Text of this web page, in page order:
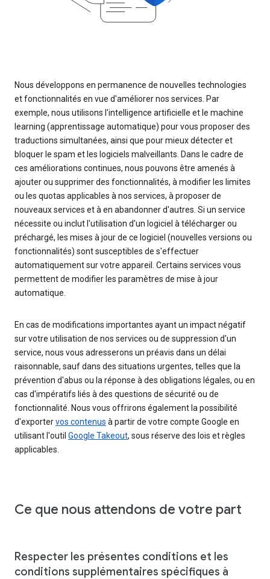
Nous développons en permanence de nouvelles technologies
et fonctionnalités en vue d'améliorer nos services. Par
exemple, nous utilisons l'intelligence artificielle et le machine
learning (apprentissage automatique) pour vous proposer des
traductions simultanées, ainsi que pour mieux détecter et
bloquer le spam et les logiciels malveillants. Dans le cadre de
ces améliorations continues, nous pouvons être amenés à
ajouter ou supprimer des fonctionnalités, à modifier les limites
ou les quotas applicables à nos services, à proposer de
nouveaux services et à en abandonner d'autres. Si un service
nécessite ou inclut l'utilisation d'un logiciel à télécharger ou
préchargé, les mises à jour de ce logiciel (nouvelles versions ou
fonctionnalités) sont susceptibles de s'effectuer
automatiquement sur votre appareil. Certains services vous
permettent de modifier les paramètres de mise à jour
automatique.
En cas de modifications importantes ayant un impact négatif
sur votre utilisation de nos services ou de suppression d'un
service, nous vous adresserons un préavis dans un délai
raisonnable, sauf dans des situations urgentes, telles que la
prévention d'abus ou la réponse à des obligations légales, ou en
cas d'impératifs liés à des questions de sécurité ou de
fonctionnalité. Nous vous offrirons également la possibilité
d'exportervos contenus à partir de votre compte Google en
utilisant l'outil Google Takeout, sous réserve des lois et règles
applicables.
Ce que nous attendons de votre part
Respecter les présentes conditions et les
conditions supplémentaires spécifiques à